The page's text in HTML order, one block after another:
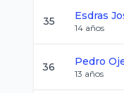
35 Esdras
14 años
36 Pedro
13 años